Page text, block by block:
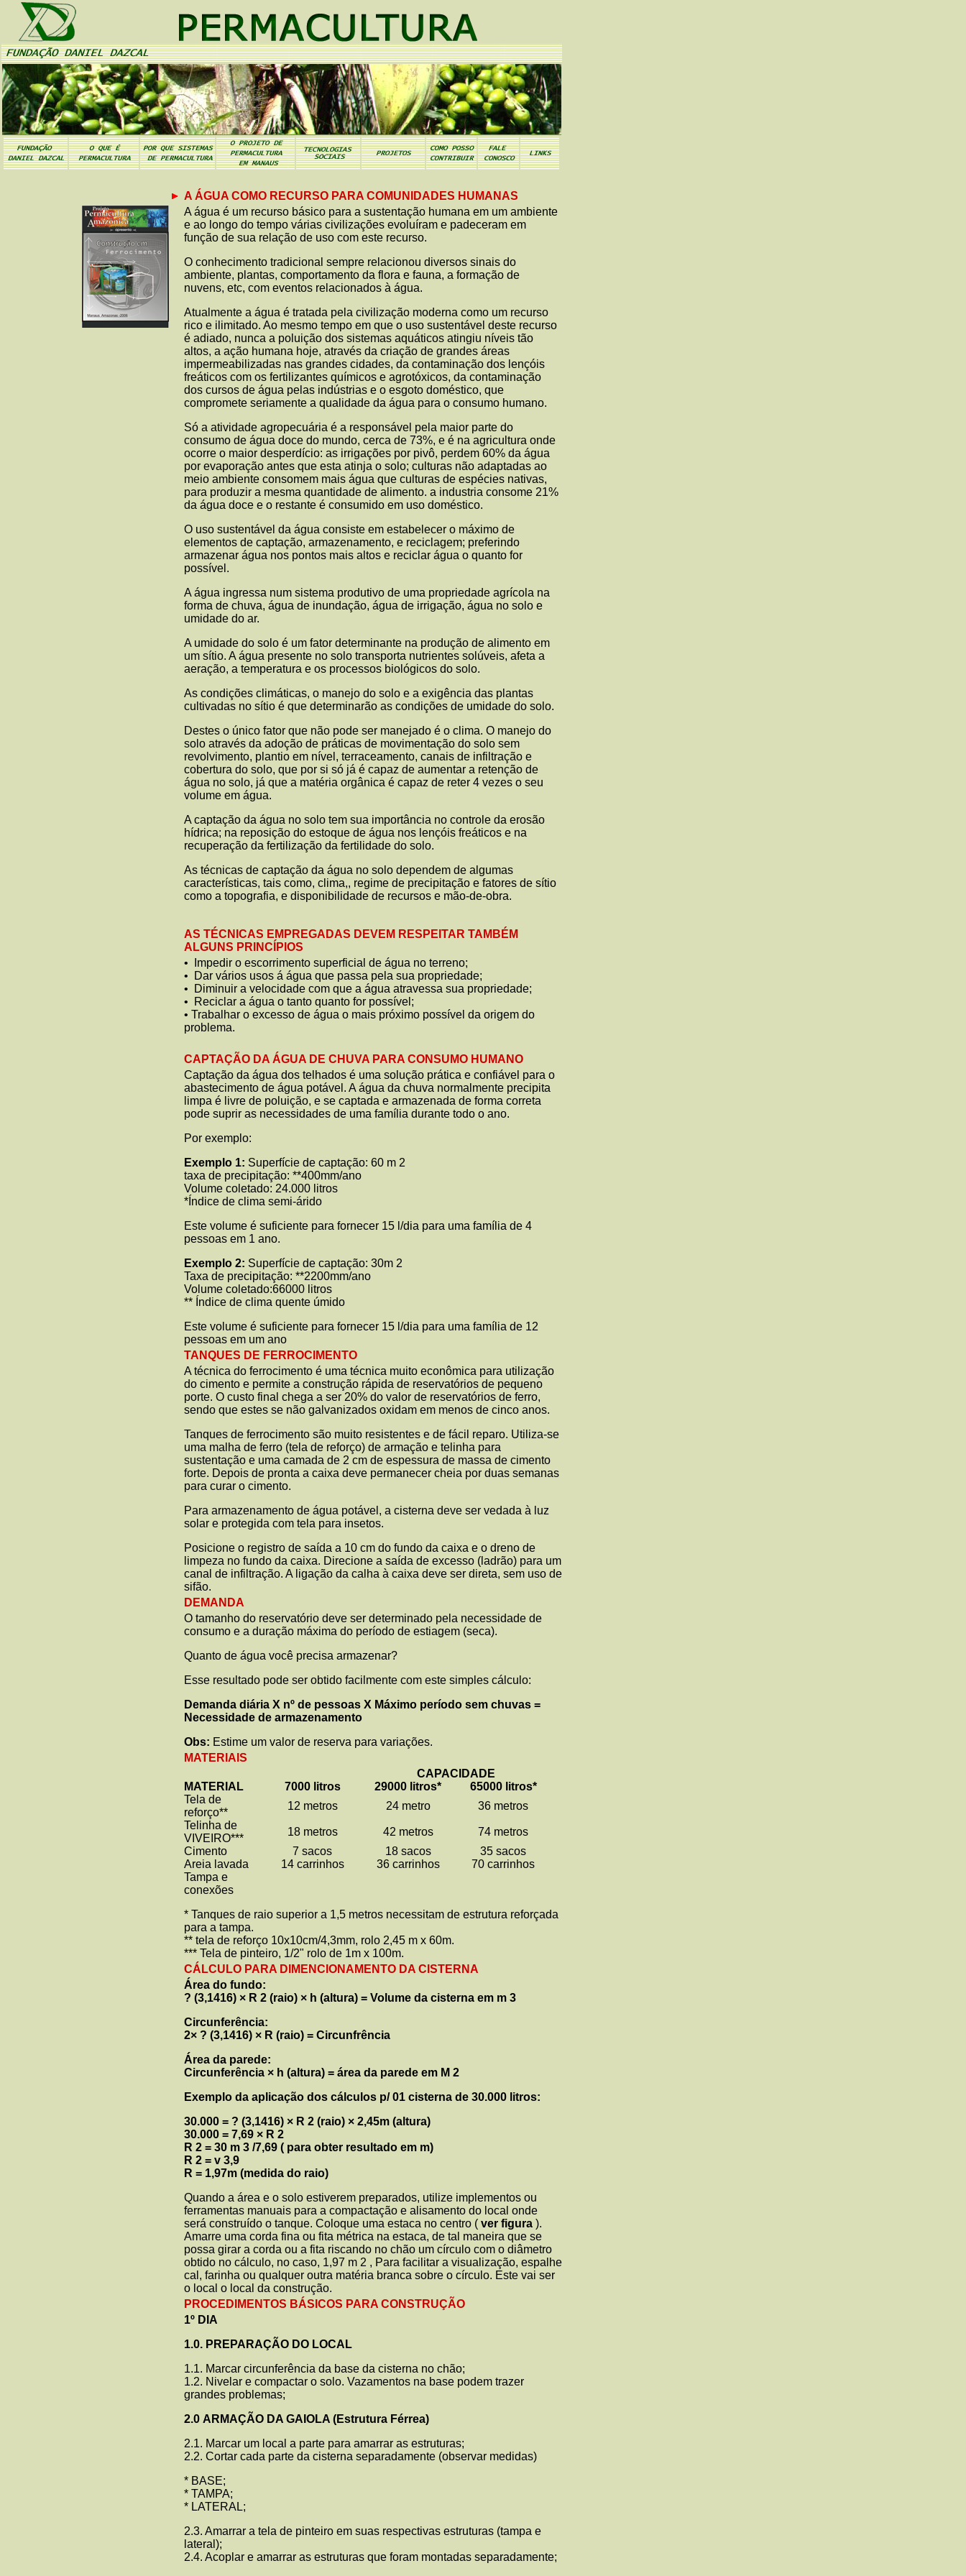
A ÁGUA COMO RECURSO PARA COMUNIDADES HUMANAS
A água é um recurso básico para a sustentação humana em um ambiente
e ao longo do tempo várias civilizações evoluíram e padeceram em
função de sua relação de uso com este recurso.
O conhecimento tradicional sempre relacionou diversos sinais do
ambiente, plantas, comportamento da flora e fauna, a formação de
nuvens, etc, com eventos relacionados à água.
Atualmente a água é tratada pela civilização moderna como um recurso
rico e ilimitado. Ao mesmo tempo em que o uso sustentável deste recurso
é adiado, nunca a poluição dos sistemas aquáticos atingiu níveis tão
altos, a ação humana hoje, através da criação de grandes áreas
impermeabilizadas nas grandes cidades, da contaminação dos lençóis
freáticos com os fertilizantes químicos e agrotóxicos, da contaminação
dos cursos de água pelas indústrias e o esgoto doméstico, que
compromete seriamente a qualidade da água para o consumo humano.
Só a atividade agropecuária é a responsável pela maior parte do
consumo de água doce do mundo, cerca de 73%, e é na agricultura onde
ocorre o maior desperdício: as irrigações por pivô, perdem 60% da água
por evaporação antes que esta atinja o solo; culturas não adaptadas ao
meio ambiente consomem mais água que culturas de espécies nativas,
para produzir a mesma quantidade de alimento. a industria consome 21%
da água doce e o restante é consumido em uso doméstico.
O uso sustentável da água consiste em estabelecer o máximo de
elementos de captação, armazenamento, e reciclagem; preferindo
armazenar água nos pontos mais altos e reciclar água o quanto for
possível.
A água ingressa num sistema produtivo de uma propriedade agrícola na
forma de chuva, água de inundação, água de irrigação, água no solo e
umidade do ar.
A umidade do solo é um fator determinante na produção de alimento em
um sítio. A água presente no solo transporta nutrientes solúveis, afeta a
aeração, a temperatura e os processos biológicos do solo.
As condições climáticas, o manejo do solo e a exigência das plantas
cultivadas no sítio é que determinarão as condições de umidade do solo.
Destes o único fator que não pode ser manejado é o clima. O manejo do
solo através da adoção de práticas de movimentação do solo sem
revolvimento, plantio em nível, terraceamento, canais de infiltração e
cobertura do solo, que por si só já é capaz de aumentar a retenção de
água no solo, já que a matéria orgânica é capaz de reter 4 vezes o seu
volume em água.
A captação da água no solo tem sua importância no controle da erosão
hídrica; na reposição do estoque de água nos lençóis freáticos e na
recuperação da fertilização da fertilidade do solo.
As técnicas de captação da água no solo dependem de algumas
características, tais como, clima,, regime de precipitação e fatores de sítio
como a topografia, e disponibilidade de recursos e mão-de-obra.
AS TÉCNICAS EMPREGADAS DEVEM RESPEITAR TAMBÉM
ALGUNS PRINCÍPIOS
• Impedir o escorrimento superficial de água no terreno;
• Dar vários usos á água que passa pela sua propriedade;
• Diminuir a velocidade com que a água atravessa sua propriedade;
• Reciclar a água o tanto quanto for possível;
• Trabalhar o excesso de água o mais próximo possível da origem do
problema.
CAPTAÇÃO DA ÁGUA DE CHUVA PARA CONSUMO HUMANO
Captação da água dos telhados é uma solução prática e confiável para o
abastecimento de água potável. A água da chuva normalmente precipita
limpa é livre de poluição, e se captada e armazenada de forma correta
pode suprir as necessidades de uma família durante todo o ano.
Por exemplo:
Exemplo 1: Superfície de captação: 60 m 2
taxa de precipitação: **400mm/ano
Volume coletado: 24.000 litros
*Índice de clima semi-árido
Este volume é suficiente para fornecer 15 l/dia para uma família de 4
pessoas em 1 ano.
Exemplo 2: Superfície de captação: 30m 2
Taxa de precipitação: **2200mm/ano
Volume coletado:66000 litros
** Índice de clima quente úmido
Este volume é suficiente para fornecer 15 l/dia para uma família de 12
pessoas em um ano
TANQUES DE FERROCIMENTO
A técnica do ferrocimento é uma técnica muito econômica para utilização
do cimento e permite a construção rápida de reservatórios de pequeno
porte. O custo final chega a ser 20% do valor de reservatórios de ferro,
sendo que estes se não galvanizados oxidam em menos de cinco anos.
Tanques de ferrocimento são muito resistentes e de fácil reparo. Utiliza-se
uma malha de ferro (tela de reforço) de armação e telinha para
sustentação e uma camada de 2 cm de espessura de massa de cimento
forte. Depois de pronta a caixa deve permanecer cheia por duas semanas
para curar o cimento.
Para armazenamento de água potável, a cisterna deve ser vedada à luz
solar e protegida com tela para insetos.
Posicione o registro de saída a 10 cm do fundo da caixa e o dreno de
limpeza no fundo da caixa. Direcione a saída de excesso (ladrão) para um
canal de infiltração. A ligação da calha à caixa deve ser direta, sem uso de
sifão.
DEMANDA
O tamanho do reservatório deve ser determinado pela necessidade de
consumo e a duração máxima do período de estiagem (seca).
Quanto de água você precisa armazenar?
Esse resultado pode ser obtido facilmente com este simples cálculo:
Demanda diária X nº de pessoas X Máximo período sem chuvas =
Necessidade de armazenamento
Obs: Estime um valor de reserva para variações.
MATERIAIS
CAPACIDADE
MATERIAL
7000 litros 29000 litros*
65000 litros*
Tela de
reforço**
12 metros 24 metro
36 metros
Telinha de
VIVEIRO***
18 metros 42 metros
74 metros
Cimento
7 sacos 18 sacos
35 sacos
Areia lavada
14 carrinhos 36 carrinhos
70 carrinhos
Tampa e
conexões
* Tanques de raio superior a 1,5 metros necessitam de estrutura reforçada
para a tampa.
** tela de reforço 10x10cm/4,3mm, rolo 2,45 m x 60m.
*** Tela de pinteiro, 1/2" rolo de 1m x 100m.
CÁLCULO PARA DIMENCIONAMENTO DA CISTERNA
Área do fundo:
? (3,1416) × R 2 (raio) × h (altura) = Volume da cisterna em m 3
Circunferência:
2× ? (3,1416) × R (raio) = Circunfrência
Área da parede:
Circunferência × h (altura) = área da parede em M 2
Exemplo da aplicação dos cálculos p/ 01 cisterna de 30.000 litros:
30.000 = ? (3,1416) × R 2 (raio) × 2,45m (altura)
30.000 = 7,69 × R 2
R 2 = 30 m 3 /7,69 ( para obter resultado em m)
R 2 = v 3,9
R = 1,97m (medida do raio)
Quando a área e o solo estiverem preparados, utilize implementos ou
ferramentas manuais para a compactação e alisamento do local onde
será construído o tanque. Coloque uma estaca no centro ( ver figura ).
Amarre uma corda fina ou fita métrica na estaca, de tal maneira que se
possa girar a corda ou a fita riscando no chão um círculo com o diâmetro
obtido no cálculo, no caso, 1,97 m 2 , Para facilitar a visualização, espalhe
cal, farinha ou qualquer outra matéria branca sobre o círculo. Este vai ser
o local o local da construção.
PROCEDIMENTOS BÁSICOS PARA CONSTRUÇÃO
1º DIA
1.0. PREPARAÇÃO DO LOCAL
1.1. Marcar circunferência da base da cisterna no chão;
1.2. Nivelar e compactar o solo. Vazamentos na base podem trazer
grandes problemas;
2.0 ARMAÇÃO DA GAIOLA (Estrutura Férrea)
2.1. Marcar um local a parte para amarrar as estruturas;
2.2. Cortar cada parte da cisterna separadamente (observar medidas)
* BASE;
* TAMPA;
* LATERAL;
2.3. Amarrar a tela de pinteiro em suas respectivas estruturas (tampa e
lateral);
2.4. Acoplar e amarrar as estruturas que foram montadas separadamente;